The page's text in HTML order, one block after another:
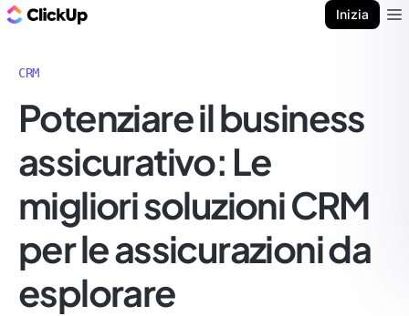
Inizia
CRM
Potenziare il business
assicurativo: Le
migliori soluzioni CRM
per le assicurazioni da
esplorare